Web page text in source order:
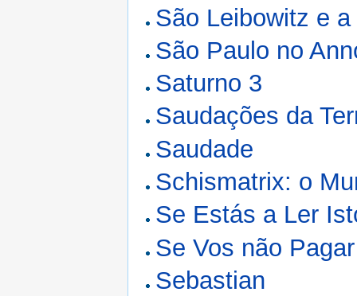
São Leibowitz e
São Paulo no
Saturno 3
Saudações da
Saudade
Schismatrix: o
Se Estás a Ler
Se Vos não
Sebastian